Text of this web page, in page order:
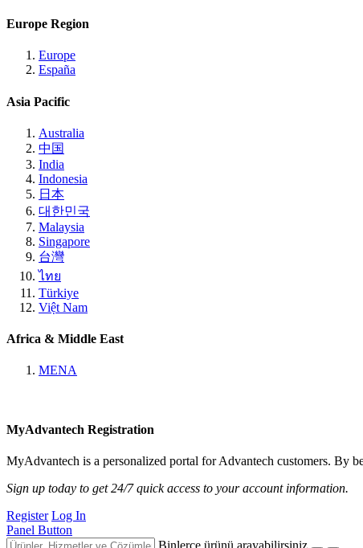
Europe Region
Europe
España
Asia Pacific
Australia
中国
India
Indonesia
日本
대한민국
Malaysia
Singapore
台灣
ไทย
Türkiye
Việt Nam
Africa & Middle East
MENA
MyAdvantech Registration
MyAdvantech is a personalized portal for Advantech customers. By
Sign up today to get 24/7 quick access to your account information.
Register Log In
Panel Button
Binlerce ürünü arayabilirsiniz